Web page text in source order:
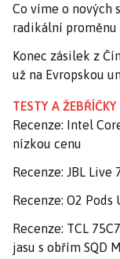
Co víme o nových
radikální
Konec zásilek z
už na Evropskou
TESTY A ŽEBŘÍČKY
Recenze: Intel
nízkou cenu
Recenze: JBL
Recenze: O2
Recenze: TCL
jasu s obřím SQD